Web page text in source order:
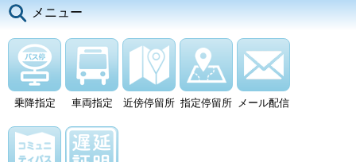
メニュー
乗降指定 車両指定 近傍停留所 指定停留所 メール配信